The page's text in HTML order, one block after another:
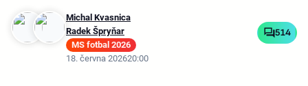
Michal Kvasnica
Radek Špryňar
MS fotbal 2026
18. června 202620:00
514